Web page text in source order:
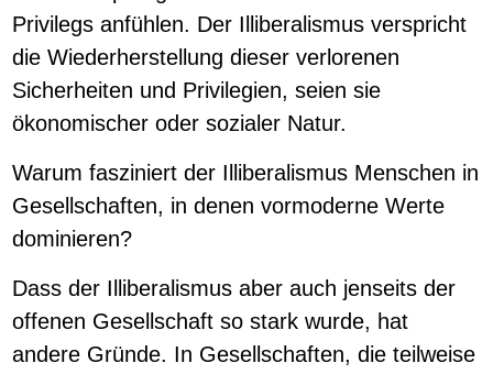
Privilegs anfühlen. Der Illiberalismus verspricht
die Wiederherstellung dieser verlorenen
Sicherheiten und Privilegien, seien sie
ökonomischer oder sozialer Natur.
Warum fasziniert der Illiberalismus Menschen in
Gesellschaften, in denen vormoderne Werte
dominieren?
Dass der Illiberalismus aber auch jenseits der
offenen Gesellschaft so stark wurde, hat
andere Gründe. In Gesellschaften, die teilweise